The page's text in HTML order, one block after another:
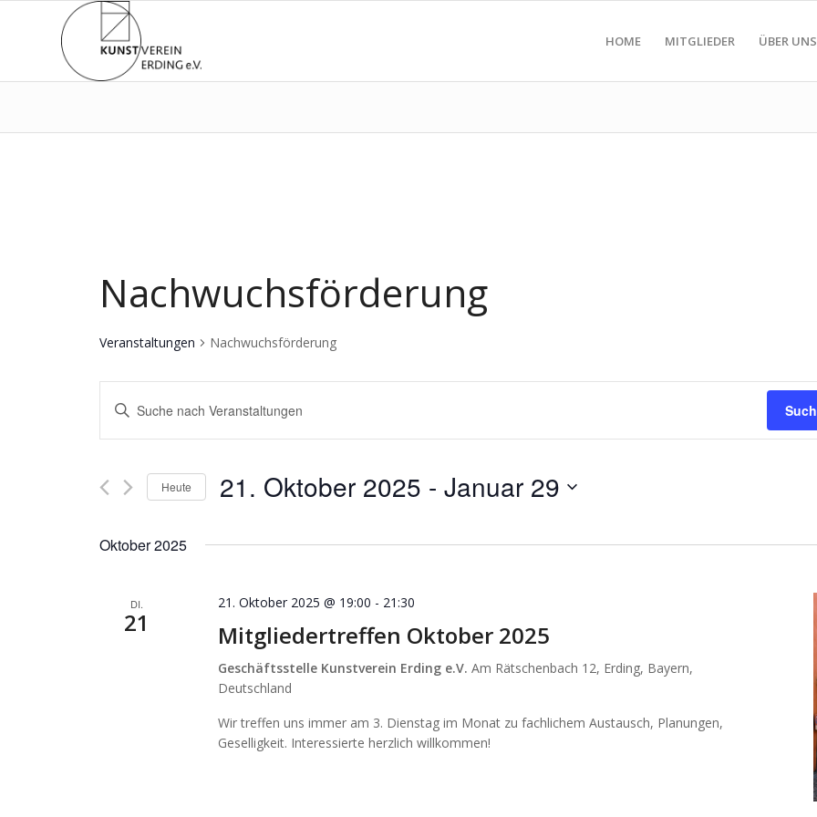
HOME MITGLIEDER ÜBER UNS
Nachwuchsförderung
Veranstaltungen Nachwuchsförderung
Veranstaltungen
Suche
und
Ansichten,
Navigation
Bitte
Schlüsselwort
eingeben.
nach
Veranstaltungen
Heute 21. Oktober 2025 - Januar 29
Oktober 2025
DI.
21
21. Oktober 2025 @ 19:00 - 21:30
Mitgliedertreffen Oktober 2025
Geschäftsstelle Kunstverein Erding e.V.Am Rätschenbach 12, Erding, Bayern,
Deutschland
Wir treffen uns immer am 3. Dienstag im Monat zu fachlichem Austausch, Planungen,
Geselligkeit. Interessierte herzlich willkommen!